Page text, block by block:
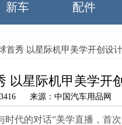
新车 配件
首秀 以星际机甲美学开创设
以星际机甲美学开
来源：中国汽车用品网
时代的对话”美学直播，首